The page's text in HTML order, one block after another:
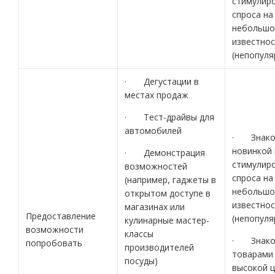
спроса
Предоставление
возможности
попробовать
· Дегустации в
местах продаж
· Тест-драйвы для
автомобилей
· Демонстрация
возможностей
(например, гаджеты в
открытом доступе в
магазинах или
кулинарные мастер-
классы
производителей
посуды)
·
новинкой
спроса
·
товарами
высокой